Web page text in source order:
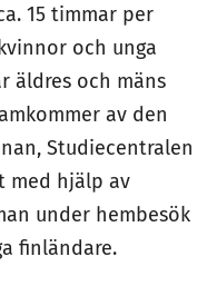
15 timmar per
och unga
äldres och mäns
av den
Studiecentralen
med hjälp av
under hembesök
finländare.